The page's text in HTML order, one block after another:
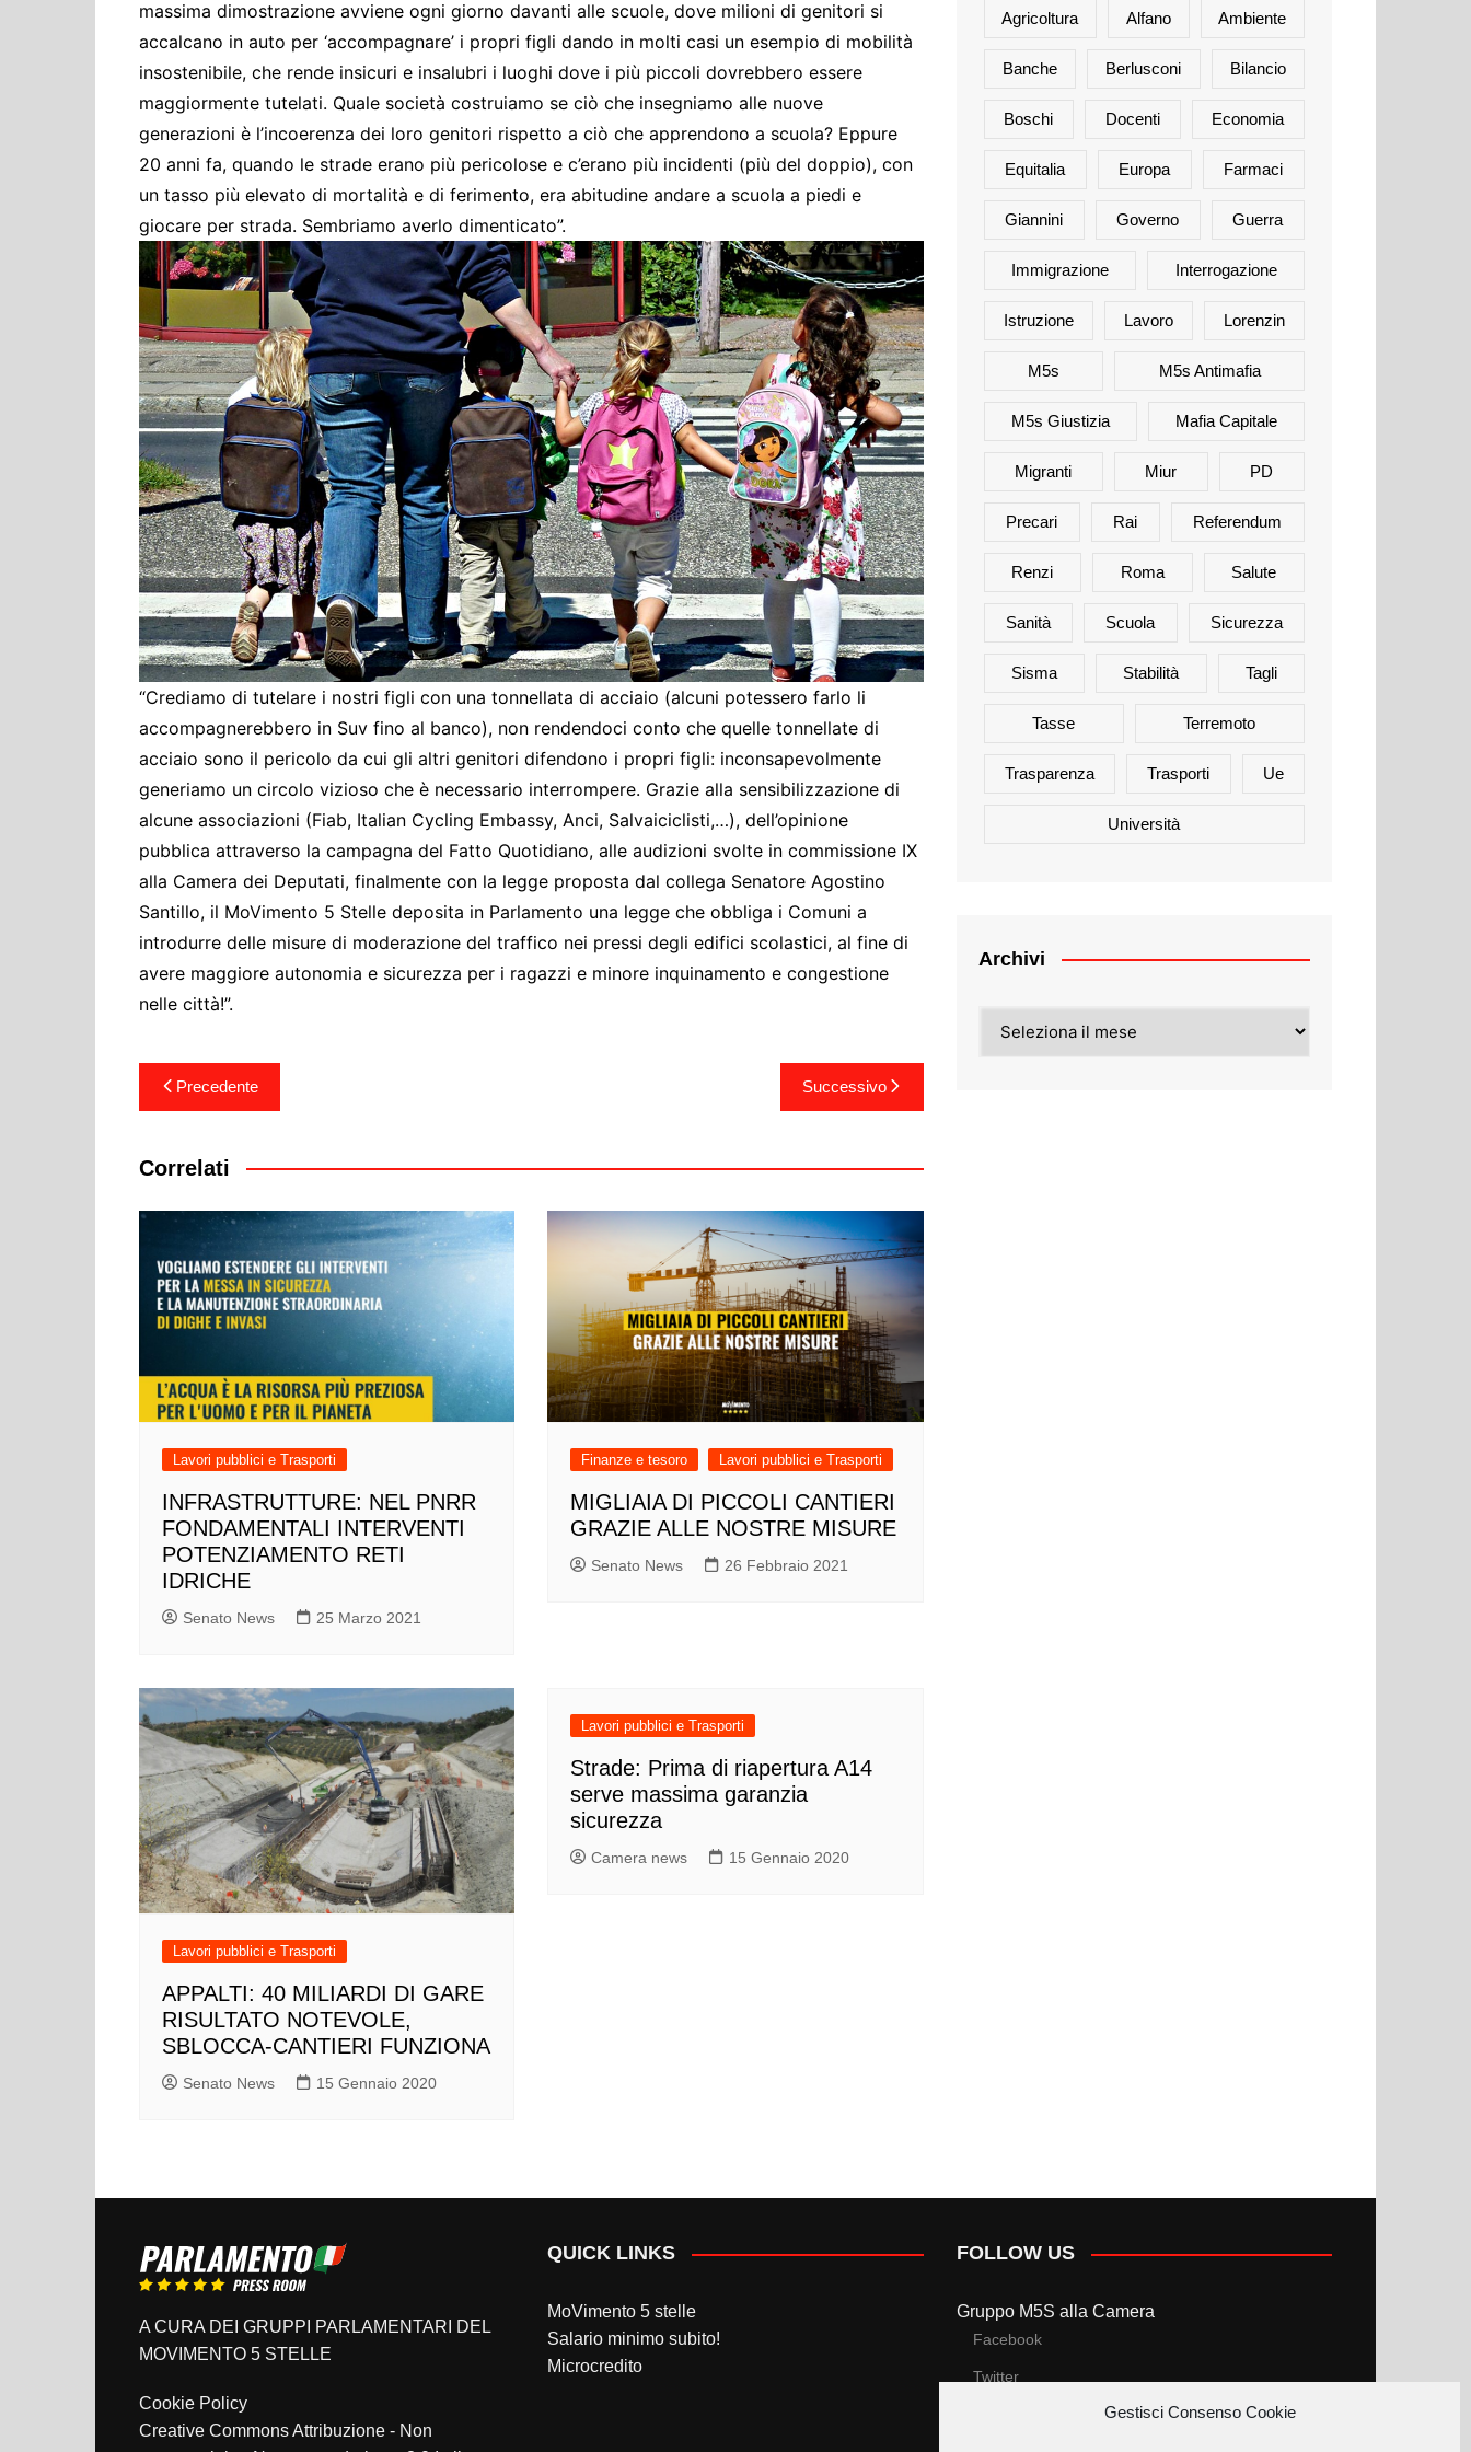
Gestisci Consenso Cookie
Cultura ed Istruzione
Difesa
Eventi
Finanze e tesoro
Lavori pubblici e Trasporti
Lavoro
Politiche europee
Rifiuti
massima dimostrazione avviene ogni giorno davanti alle scuole, dove milioni di genitori si
accalcano in auto per ‘accompagnare’ i propri figli dando in molti casi un esempio di mobilità
insostenibile, che rende insicuri e insalubri i luoghi dove i più piccoli dovrebbero essere
maggiormente tutelati. Quale società costruiamo se ciò che insegniamo alle nuove
generazioni è l’incoerenza dei loro genitori rispetto a ciò che apprendono a scuola? Eppure
20 anni fa, quando le strade erano più pericolose e c’erano più incidenti (più del doppio), con
un tasso più elevato di mortalità e di ferimento, era abitudine andare a scuola a piedi e
giocare per strada. Sembriamo averlo dimenticato”.
“Crediamo di tutelare i nostri figli con una tonnellata di acciaio (alcuni potessero farlo li
accompagnerebbero in Suv fino al banco), non rendendoci conto che quelle tonnellate di
acciaio sono il pericolo da cui gli altri genitori difendono i propri figli: inconsapevolmente
generiamo un circolo vizioso che è necessario interrompere. Grazie alla sensibilizzazione di
alcune associazioni (Fiab, Italian Cycling Embassy, Anci, Salvaiciclisti,…), dell’opinione
pubblica attraverso la campagna del Fatto Quotidiano, alle audizioni svolte in commissione IX
alla Camera dei Deputati, finalmente con la legge proposta dal collega Senatore Agostino
Santillo, il MoVimento 5 Stelle deposita in Parlamento una legge che obbliga i Comuni a
introdurre delle misure di moderazione del traffico nei pressi degli edifici scolastici, al fine di
avere maggiore autonomia e sicurezza per i ragazzi e minore inquinamento e congestione
nelle città!”.
Navigazione
articoli
Precedente Successivo
Correlati
Lavori pubblici e Trasporti
INFRASTRUTTURE: NEL PNRR
FONDAMENTALI INTERVENTI
POTENZIAMENTO RETI
IDRICHE
Senato News 25 Marzo 2021
Finanze e tesoro Lavori pubblici e Trasporti
MIGLIAIA DI PICCOLI CANTIERI
GRAZIE ALLE NOSTRE MISURE
Senato News 26 Febbraio 2021
Lavori pubblici e Trasporti
APPALTI: 40 MILIARDI DI GARE
RISULTATO NOTEVOLE,
SBLOCCA-CANTIERI FUNZIONA
Senato News 15 Gennaio 2020
Lavori pubblici e Trasporti
Strade: Prima di riapertura A14
serve massima garanzia
sicurezza
Camera news 15 Gennaio 2020
Agricoltura Alfano Ambiente
Banche Berlusconi Bilancio
Boschi Docenti Economia
Equitalia Europa Farmaci
Giannini Governo Guerra
Immigrazione Interrogazione
Istruzione Lavoro Lorenzin
M5s M5s Antimafia
M5s Giustizia Mafia Capitale
Migranti Miur PD
Precari Rai Referendum
Renzi Roma Salute
Sanità Scuola Sicurezza
Sisma Stabilità Tagli
Tasse Terremoto
Trasparenza Trasporti Ue
Università
Archivi
A CURA DEI GRUPPI PARLAMENTARI DEL
MOVIMENTO 5 STELLE
Cookie Policy
Creative Commons Attribuzione - Non
QUICK LINKS
MoVimento 5 stelle
Salario minimo subito!
Microcredito
FOLLOW US
Gruppo M5S alla Camera
Facebook
Twitter